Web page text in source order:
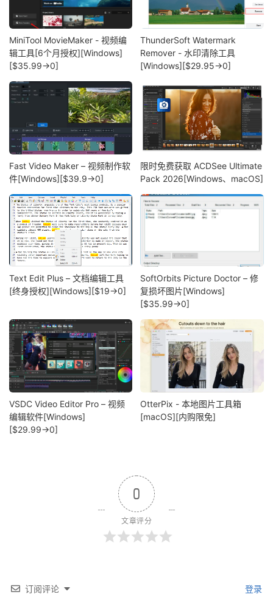
MiniTool MovieMaker - 视频编
辑工具[6个月授权][Windows]
[$35.99→0]
ThunderSoft Watermark
Remover - 水印清除工具
[Windows][$29.95→0]
Fast Video Maker – 视频制作软
件[Windows][$39.9→0]
限时免费获取 ACDSee Ultimate
Pack 2026[Windows、macOS]
Text Edit Plus – 文档编辑工具
[终身授权][Windows][$19→0]
SoftOrbits Picture Doctor – 修
复损坏图片[Windows]
[$35.99→0]
VSDC Video Editor Pro – 视频
编辑软件[Windows]
[$29.99→0]
OtterPix - 本地图片工具箱
[macOS][内购限免]
0
文章评分
订阅评论 登录